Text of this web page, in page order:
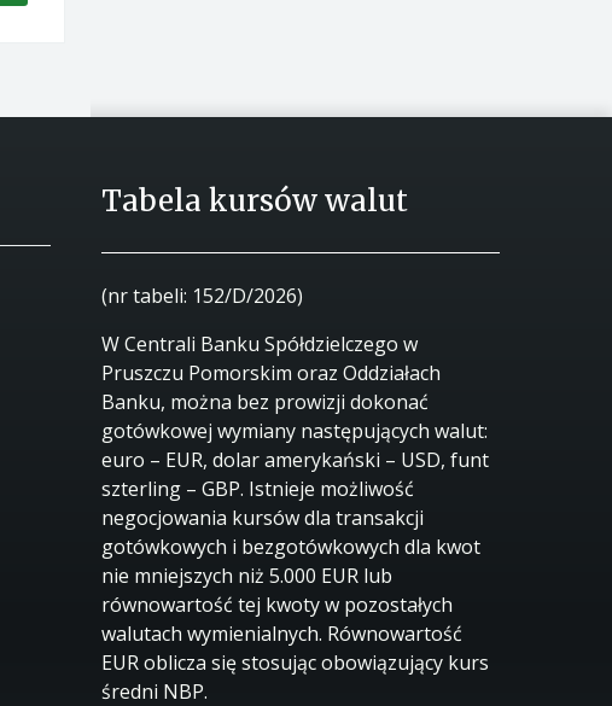
Tabela kursów walut
(nr tabeli: 152/D/2026)
W Centrali Banku Spółdzielczego w
Pruszczu Pomorskim oraz Oddziałach
Banku, można bez prowizji dokonać
gotówkowej wymiany następujących walut:
euro – EUR, dolar amerykański – USD, funt
szterling – GBP. Istnieje możliwość
negocjowania kursów dla transakcji
gotówkowych i bezgotówkowych dla kwot
nie mniejszych niż 5.000 EUR lub
równowartość tej kwoty w pozostałych
walutach wymienialnych. Równowartość
EUR oblicza się stosując obowiązujący kurs
średni NBP.